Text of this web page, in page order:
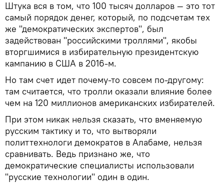
Штука вся в том, что 100 тысяч долларов — это тот
самый порядок денег, который, по подсчетам тех
же "демократических экспертов", был
задействован "российскими троллями", якобы
вторгшимися в избирательную президентскую
кампанию в США в 2016-м.
Но там счет идет почему-то совсем по-другому:
там считается, что тролли оказали влияние более
чем на 120 миллионов американских избирателей.
При этом никак нельзя сказать, что вменяемую
русским тактику и то, что вытворяли
политтехнологи демократов в Алабаме, нельзя
сравнивать. Ведь признано же, что
демократические специалисты использовали
"русские технологии" один в один.